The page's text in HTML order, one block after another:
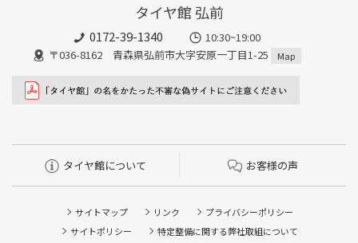
タイヤ館 弘前
0172-39-1340
10:30~19:00
〒036-8162 青森県弘前市大字安原一丁目1-25
Map
タイヤ館について お客様の声
サイトマップ リンク
プライバシーポリシー
サイトポリシー
特定整備に関する弊社取組について